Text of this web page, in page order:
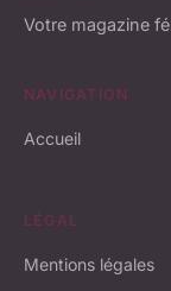
Votre magazine
NAVIGATION
Accueil
LÉGAL
Mentions légales